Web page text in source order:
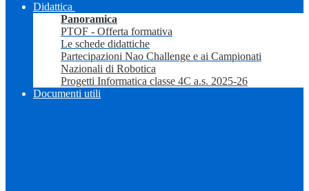
Didattica
Panoramica
PTOF - Offerta formativa
Le schede didattiche
Partecipazioni Nao Challenge e ai Campionati
Nazionali di Robotica
Progetti Informatica classe 4C a.s. 2025-26
Documenti utili